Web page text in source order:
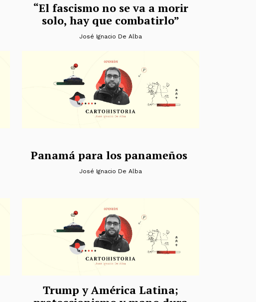
“El fascismo no se va a morir
solo, hay que combatirlo”
José Ignacio De Alba
Panamá para los panameños
José Ignacio De Alba
Trump y América Latina;